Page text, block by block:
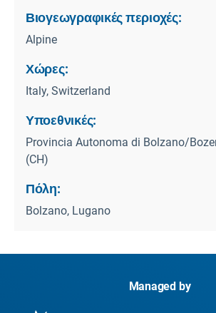
Βιογεωγραφικές περιοχές:
Alpine
Χώρες:
Italy, Switzerland
Υποεθνικές:
Provincia Autonoma di Bolzano/
(CH)
Πόλη:
Bolzano, Lugano
Managed by